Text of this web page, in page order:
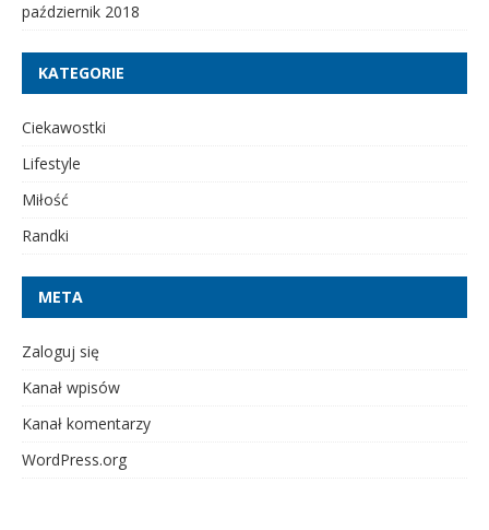
październik 2018
KATEGORIE
Ciekawostki
Lifestyle
Miłość
Randki
META
Zaloguj się
Kanał wpisów
Kanał komentarzy
WordPress.org